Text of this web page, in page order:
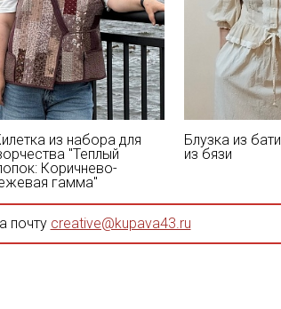
из набора для
"Теплый
Коричнево-
гамма"
Блузка из
из бязи
почту creative@kupava43.ru